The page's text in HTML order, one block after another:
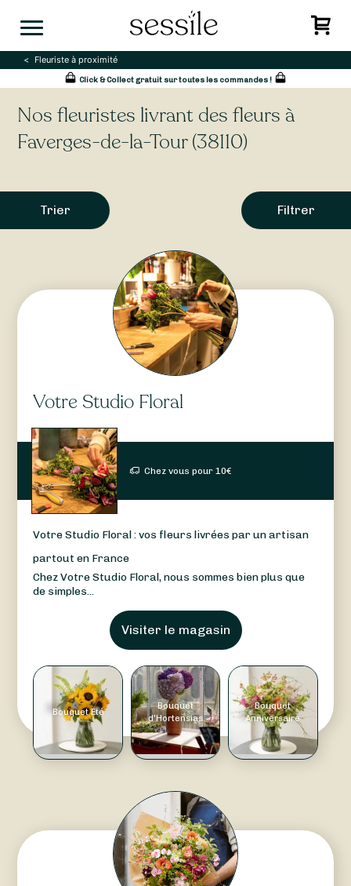
Fleuriste à proximité
Click & Collect gratuit sur toutes les commandes !
Nos fleuristes livrant des fleurs à
Faverges-de-la-Tour (38110)
Trier Filtrer
Votre Studio Floral
Chez vous pour10€
Votre Studio Floral : vos fleurs livrées par un artisan
partout en France
Chez Votre Studio Floral, nous sommes bien plus que
de simples...
Visiter le magasin
Bouquet Été
Bouquet
d'Hortensias
Bouquet
Anniversaire